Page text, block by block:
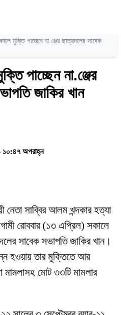
মুক্তি পাচ্ছেন না.ঞ্জের ছাত্রদলের সাবেক
পাচ্ছেন না.ঞ্জের
জাকির খান
১০:৪৭ অপরাহ্ন
নেতা সাব্বির আলম খন্দকার হত্যা
রোববার (১৩ এপ্রিল) সকালে
সাবেক সভাপতি জাকির খান।
হওয়ায় তার মুক্তিতে আর
মামলাসহ মোট ৩৩টি মামলার